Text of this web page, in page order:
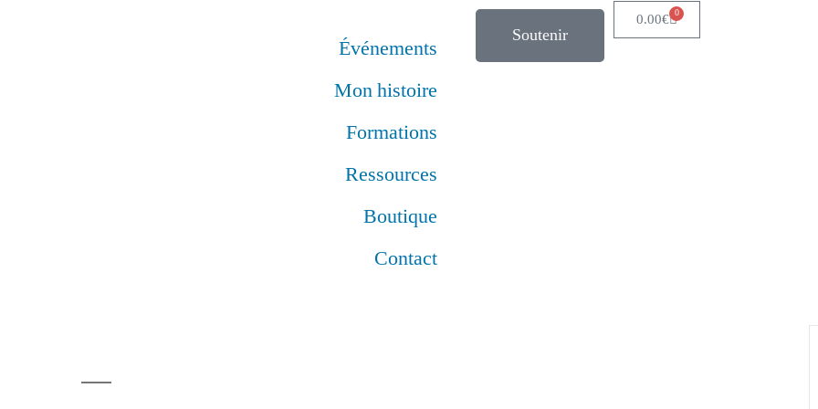
Événements
Mon histoire
Formations
Ressources
Boutique
Contact
Soutenir
0.00€ 0